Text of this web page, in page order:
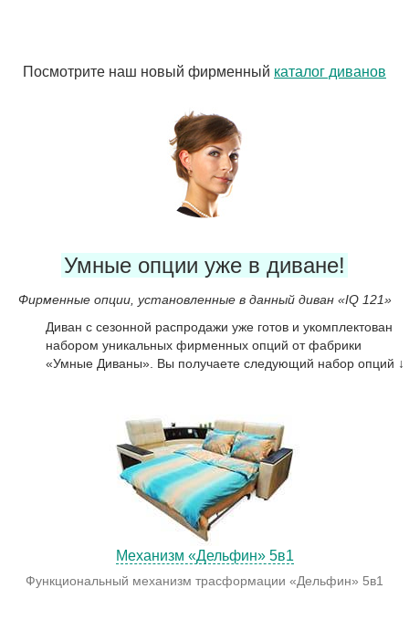
Посмотрите наш новый фирменный каталог диванов
Умные опции уже в диване!
Фирменные опции, установленные в данный диван «IQ 121»
Диван с сезонной распродажи уже готов и укомплектован
набором уникальных фирменных опций от фабрики
«Умные Диваны». Вы получаете следующий набор опций ↓
Механизм «Дельфин» 5в1
Функциональный механизм трасформации «Дельфин» 5в1